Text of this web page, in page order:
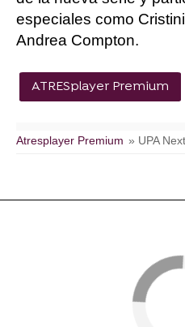
especiales como
Andrea Compton.
ATRESplayer Premium
Atresplayer Premium » UPA Next